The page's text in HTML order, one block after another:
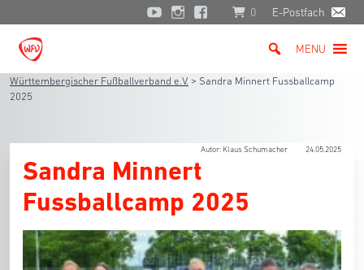
0 E-Postfach
MENU
Württembergischer Fußballverband e.V. > Sandra Minnert Fussballcamp
2025
Autor: Klaus Schumacher 24.05.2025
Sandra Minnert
Fussballcamp 2025